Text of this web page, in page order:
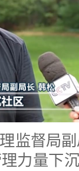
督局副
力量下